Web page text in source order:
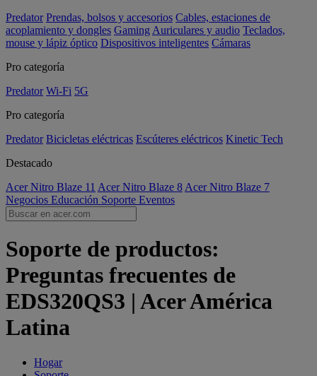
Predator Prendas, bolsos y accesorios Cables, estaciones de
acoplamiento y dongles Gaming Auriculares y audio Teclados,
mouse y lápiz óptico Dispositivos inteligentes Cámaras
Pro categoría
Predator Wi-Fi 5G
Pro categoría
Predator Bicicletas eléctricas Escúteres eléctricos Kinetic Tech
Destacado
Acer Nitro Blaze 11 Acer Nitro Blaze 8 Acer Nitro Blaze 7
Negocios Educación Soporte Eventos
Soporte de productos:
Preguntas frecuentes de
EDS320QS3 | Acer América
Latina
Hogar